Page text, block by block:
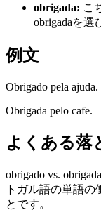
obrigada: こ
obrigadaを選
例文
Obrigado pela ajuda.
Obrigada pelo cafe.
よくある落
obrigado vs.
トガル語の単語
とです。